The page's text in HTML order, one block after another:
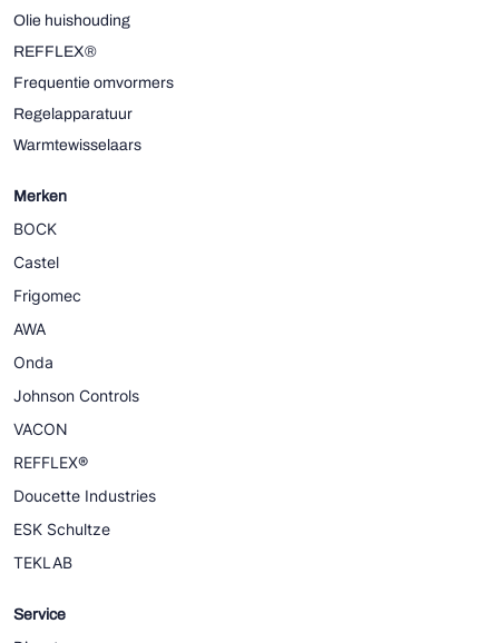
Olie huishouding
REFFLEX®
Frequentie omvormers
Regelapparatuur
Warmtewisselaars
Merken
BOCK
Castel
Frigomec
AWA
Onda
Johnson Controls
VACON
REFFLEX®
Doucette Industries
ESK Schultze
TEKLAB
Service